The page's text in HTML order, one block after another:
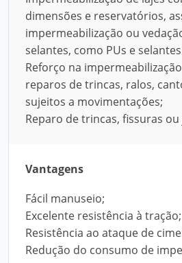
dimensões e reservatórios,
impermeabilização ou
selantes, como PUs e
Reforço na
reparos de trincas, ralos,
sujeitos a movimentações;
Reparo de trincas, fissuras
Vantagens
Fácil manuseio;
Excelente resistência à tração;
Resistência ao ataque de
Redução do consumo de